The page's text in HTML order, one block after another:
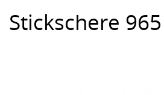
Stickschere 965